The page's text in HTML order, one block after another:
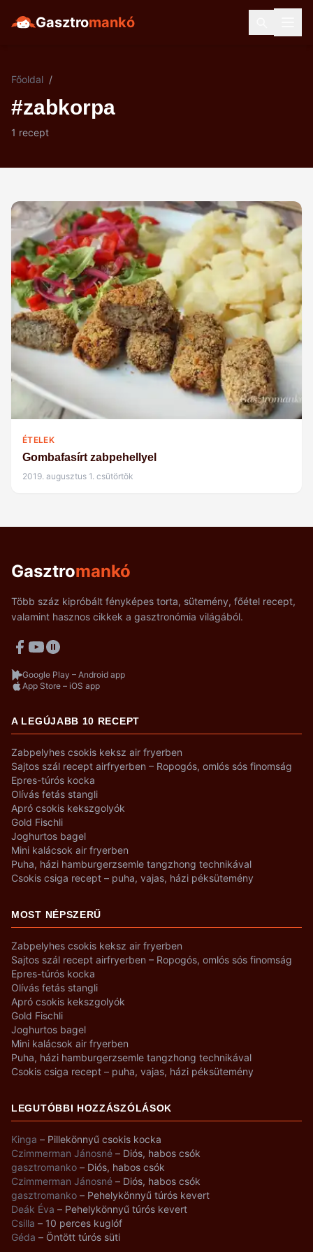
Gasztromankó
Főoldal /
#zabkorpa
1 recept
ÉTELEK
Gombafasírt zabpehellyel
2019. augusztus 1. csütörtök
Gasztromankó
Több száz kipróbált fényképes torta, sütemény, főétel recept,
valamint hasznos cikkek a gasztronómia világából.
Google Play – Android app
App Store – iOS app
A LEGÚJABB 10 RECEPT
Zabpelyhes csokis keksz air fryerben
Sajtos szál recept airfryerben – Ropogós, omlós sós finomság
Epres-túrós kocka
Olívás fetás stangli
Apró csokis kekszgolyók
Gold Fischli
Joghurtos bagel
Mini kalácsok air fryerben
Puha, házi hamburgerzsemle tangzhong technikával
Csokis csiga recept – puha, vajas, házi péksütemény
MOST NÉPSZERŰ
Zabpelyhes csokis keksz air fryerben
Sajtos szál recept airfryerben – Ropogós, omlós sós finomság
Epres-túrós kocka
Olívás fetás stangli
Apró csokis kekszgolyók
Gold Fischli
Joghurtos bagel
Mini kalácsok air fryerben
Puha, házi hamburgerzsemle tangzhong technikával
Csokis csiga recept – puha, vajas, házi péksütemény
LEGUTÓBBI HOZZÁSZÓLÁSOK
Kinga – Pillekönnyű csokis kocka
Czimmerman Jánosné – Diós, habos csók
gasztromanko – Diós, habos csók
Czimmerman Jánosné – Diós, habos csók
gasztromanko – Pehelykönnyű túrós kevert
Deák Éva – Pehelykönnyű túrós kevert
Csilla – 10 perces kuglóf
Géda – Öntött túrós süti